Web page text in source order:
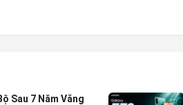
Sau 7 Năm Vắng